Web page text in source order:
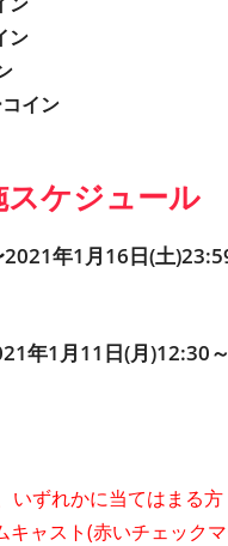
ン
イン
ケジュール
2021年1月16日(土
年1月11日(月)12:30
ずれかに当てはまる方
ャスト(赤いチェック